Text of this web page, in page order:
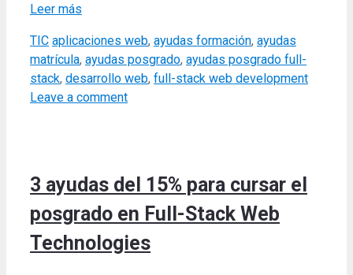
Leer más
Categories
TIC Tags
aplicaciones web, ayudas formación, ayudas
matrícula, ayudas posgrado, ayudas posgrado full-
stack, desarrollo web, full-stack web development
Leave a comment
3 ayudas del 15% para cursar el
posgrado en Full-Stack Web
Technologies